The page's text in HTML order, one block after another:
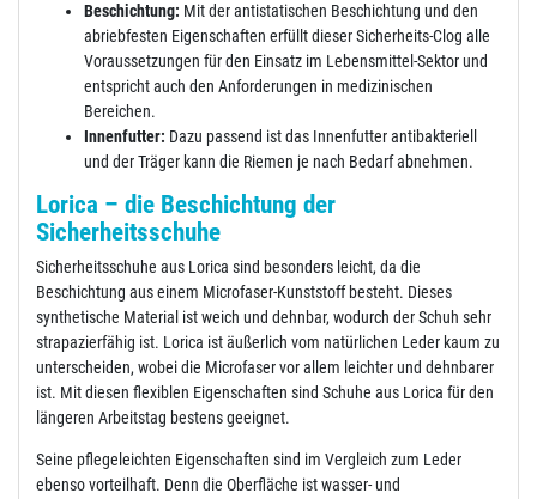
Beschichtung: Mit der antistatischen Beschichtung und den
abriebfesten Eigenschaften erfüllt dieser Sicherheits-Clog alle
Voraussetzungen für den Einsatz im Lebensmittel-Sektor und
entspricht auch den Anforderungen in medizinischen
Bereichen.
Innenfutter: Dazu passend ist das Innenfutter antibakteriell
und der Träger kann die Riemen je nach Bedarf abnehmen.
Lorica – die Beschichtung der
Sicherheitsschuhe
Sicherheitsschuhe aus Lorica sind besonders leicht, da die
Beschichtung aus einem Microfaser-Kunststoff besteht. Dieses
synthetische Material ist weich und dehnbar, wodurch der Schuh sehr
strapazierfähig ist. Lorica ist äußerlich vom natürlichen Leder kaum zu
unterscheiden, wobei die Microfaser vor allem leichter und dehnbarer
ist. Mit diesen flexiblen Eigenschaften sind Schuhe aus Lorica für den
längeren Arbeitstag bestens geeignet.
Seine pflegeleichten Eigenschaften sind im Vergleich zum Leder
ebenso vorteilhaft. Denn die Oberfläche ist wasser- und